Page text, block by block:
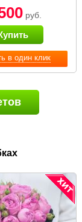
в один клик
руб.